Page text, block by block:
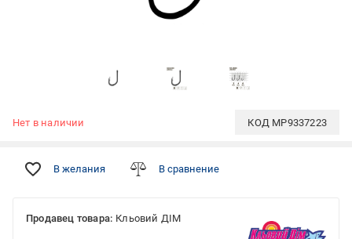
Нет в наличии КОД MP9337223
В желания В сравнение
Продавец товара: Кльовий ДІМ